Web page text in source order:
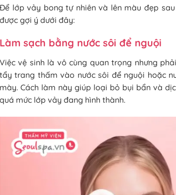
Để lớp vảy bong tự nhiên và lên màu đẹp
được gợi ý dưới đây:
Làm sạch bằng nước sôi để nguội
Việc vệ sinh là vô cùng quan trọng nhưng
tẩy trang thấm vào nước sôi để nguội hoặc
mày. Cách làm này giúp loại bỏ bụi bẩn và
quá mức lớp vảy đang hình thành.